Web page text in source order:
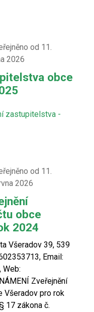
od 11.
2026
obce
zastupitelstva -
od 11.
2026
obce
2024
Všeradov 39, 539
Email:
Web:
Zveřejnění
Všeradov pro rok
17 zákona č.